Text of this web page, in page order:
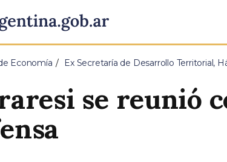
Economía Ex Secretaría de Desarrollo Territorial,
se reunió